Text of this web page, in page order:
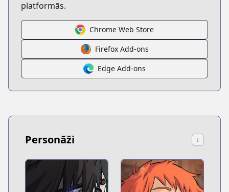
platformās.
Chrome Web Store
Firefox Add-ons
Edge Add-ons
Personāži ↓